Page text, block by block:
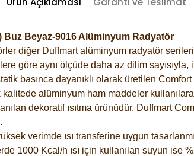
Buz Beyaz-9016 Alüminyum Radyatör
diğer Duffmart alüminyum radyatör
göre aynı ölçüde daha az dilim
basınca dayanıklı olarak üretilen
alüminyum ham maddeler
dekoratif ısıtma ürünüdür. Duffmart
verimde ısı transferine uygun
1000 Kcal/h ısı için kullanılan suyun ise